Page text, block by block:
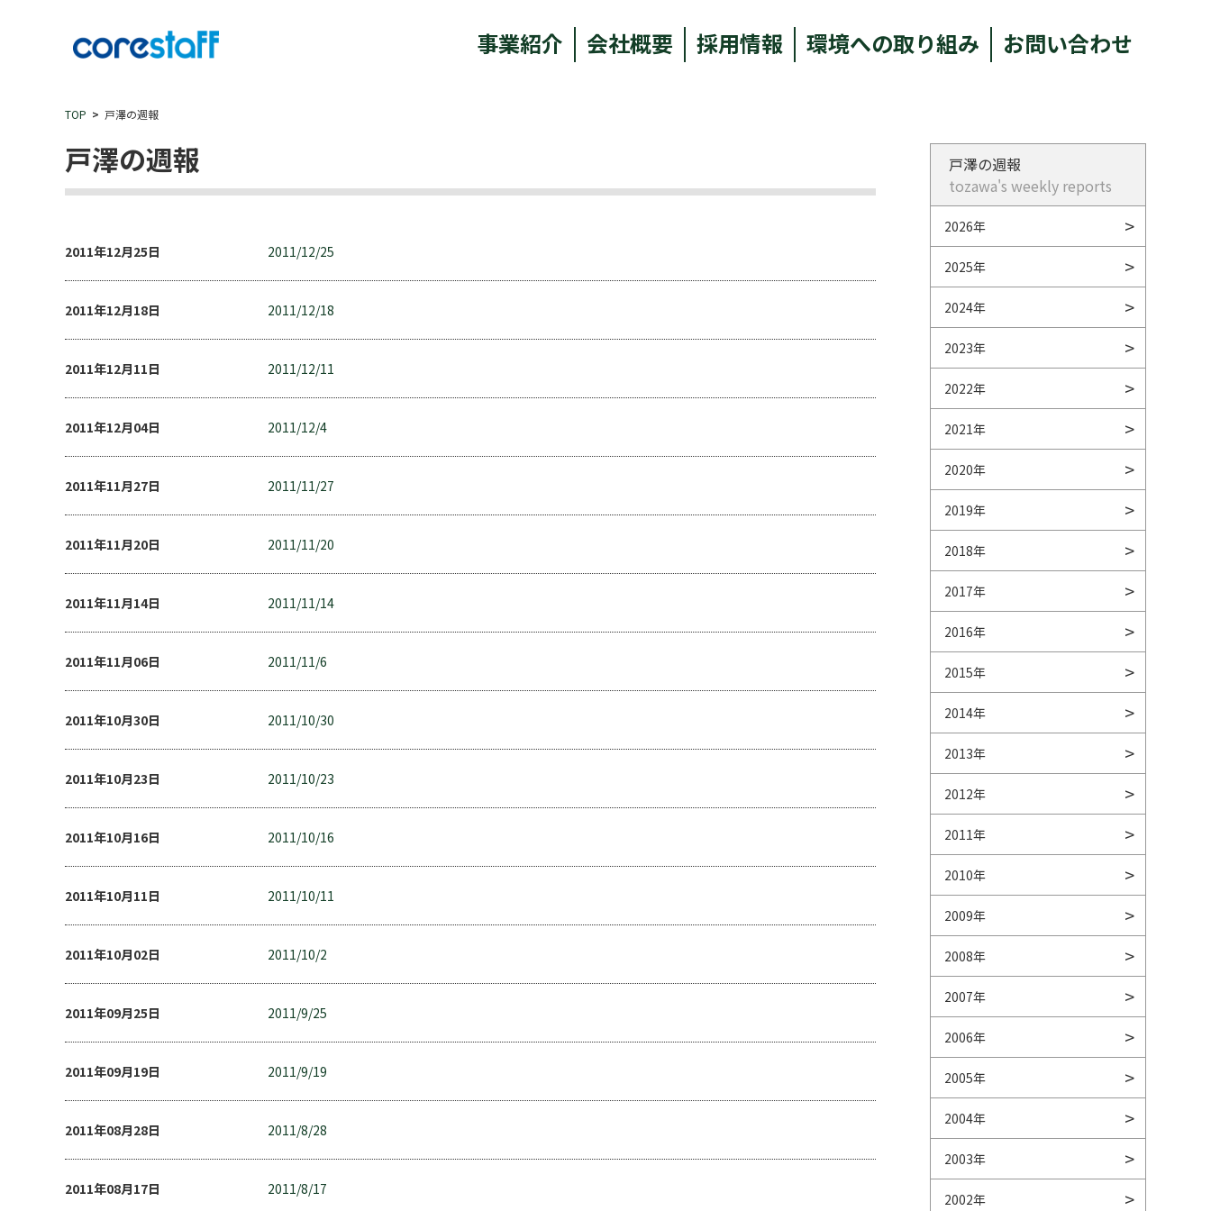
事業紹介 会社概要 採用情報 環境への取り組み お問い合わせ
TOP 戸澤の週報
戸澤の週報
2011年12月25日 2011/12/25
2011年12月18日 2011/12/18
2011年12月11日 2011/12/11
2011年12月04日 2011/12/4
2011年11月27日 2011/11/27
2011年11月20日 2011/11/20
2011年11月14日 2011/11/14
2011年11月06日 2011/11/6
2011年10月30日 2011/10/30
2011年10月23日 2011/10/23
2011年10月16日 2011/10/16
2011年10月11日 2011/10/11
2011年10月02日 2011/10/2
2011年09月25日 2011/9/25
2011年09月19日 2011/9/19
2011年08月28日 2011/8/28
2011年08月17日 2011/8/17
戸澤の週報
tozawa's weekly reports
2026年
2025年
2024年
2023年
2022年
2021年
2020年
2019年
2018年
2017年
2016年
2015年
2014年
2013年
2012年
2011年
2010年
2009年
2008年
2007年
2006年
2005年
2004年
2003年
2002年